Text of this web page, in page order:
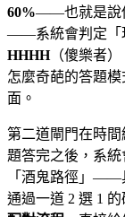
60%——也就是說
——系統會判定「
HHHH（傻樂者
怎麼奇葩的答題
面。
第二道閘門在時間
題答完之後，系
「酒鬼路徑」——
通過一道 2 選 1